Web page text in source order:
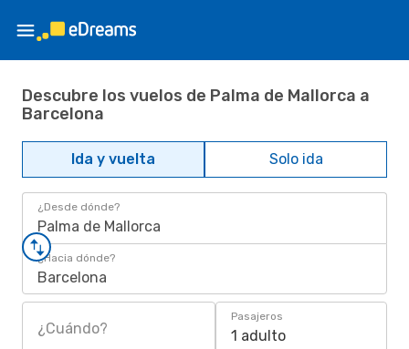
Descubre los vuelos de Palma de Mallorca a
Barcelona
Ida y vuelta Solo ida
¿Desde dónde?
Palma de Mallorca
¿Hacia dónde?
Barcelona
¿Cuándo?
Pasajeros
1 adulto